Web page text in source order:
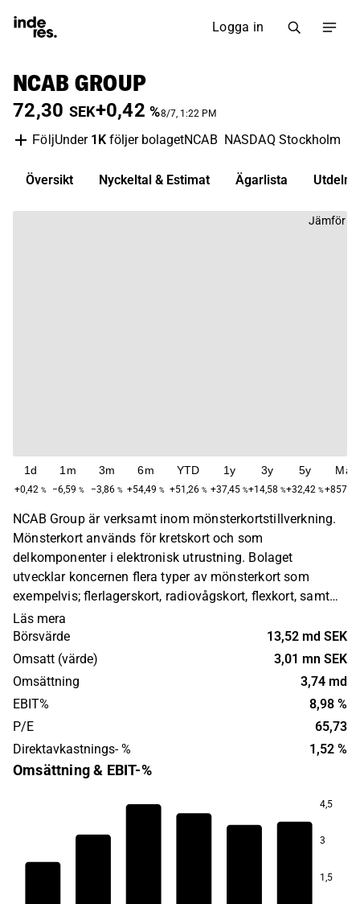
Logga in
NCAB GROUP
72,30 SEK+0,42 %8/7, 1:22 PM
FöljUnder 1K följer bolagetNCAB NASDAQ Stockholm
Översikt Nyckeltal & Estimat Ägarlista
Jämför
1d
+0,42 %
1m
−6,59 %
3m
−3,86 %
6m
+54,49 %
YTD
+51,26 %
1y
+37,45 %
3y
+14,58 %
5y
+32,42 %
Max
+857,62
NCAB Group är verksamt inom mönsterkortstillverkning.
Mönsterkort används för kretskort och som
delkomponenter i elektronisk utrustning. Bolaget
utvecklar koncernen flera typer av mönsterkort som
exempelvis; flerlagerskort, radiovågskort, flexkort, samt
metallbaskort. Verksamhet innehas på global nivå och
kunderna återfinns huvudsakligen bland OEM-bolag samt
övriga industriella aktörer. Bolaget grundades år 1993
och har sitt huvudkontor i Sundbyberg.
Läs mera
Börsvärde
13,52 md SEK
Omsatt (värde)
3,01 mn SEK
Omsättning
3,74 md
EBIT%
8,98 %
P/E
65,73
Direktavkastnings- %
1,52 %
Omsättning & EBIT-%
4,5
3
1,5